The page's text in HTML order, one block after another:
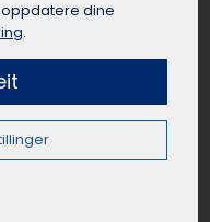
organisasjoner
buss i
cuper,
aktiviteter. Å
lag eller
reisemåte når
oppdatere dine
.